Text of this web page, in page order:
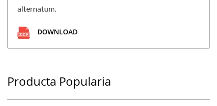
alternatum.
DOWNLOAD
Producta Popularia